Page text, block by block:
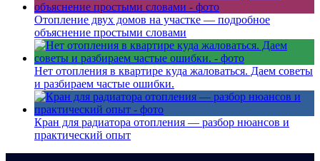
Отопление двух домов на участке — подробное
объяснение простыми словами
Нет отопления в квартире куда жаловаться. Даем советы
и разбираем частые ошибки.
Кран для радиатора отопления — разбор нюансов и
практический опыт